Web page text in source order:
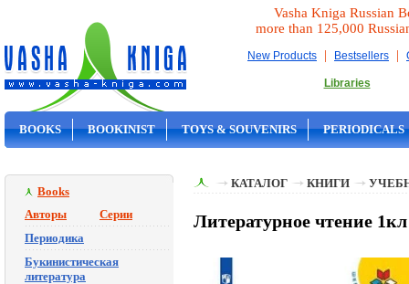
Vasha Kniga Russian
more than 125,000
New Products | Bestsellers |
Libraries
BOOKS BOOKINIST TOYS & SOUVENIRS PERIODICALS
Books
Авторы
Серии
Периодика
Букинистическая
литература
КАТАЛОГ КНИГИ
Литературное чтение